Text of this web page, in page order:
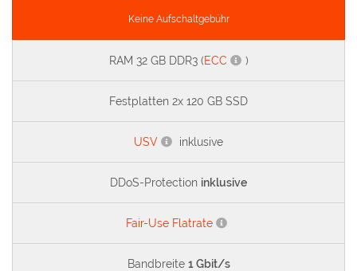
Keine Aufschaltgebühr
RAM 32 GB DDR3 (ECC )
Festplatten 2x 120 GB SSD
USV inklusive
DDoS-Protection inklusive
Fair-Use Flatrate
Bandbreite 1 Gbit/s